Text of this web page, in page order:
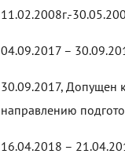
11.02.2008г.-
04.09.2017 –
30.09.2017, Допущен
направлению
16.04.2018 –